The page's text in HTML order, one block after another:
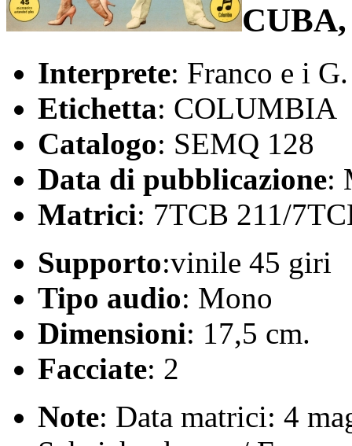
Interprete: Franco e i
Etichetta: COLUMBIA
Catalogo: SEMQ 128
Data di pubblicazione:
Matrici: 7TCB 211/
Supporto:vinile 45 giri
Tipo audio: Mono
Dimensioni: 17,5 cm.
Facciate: 2
Note: Data matrici: 4